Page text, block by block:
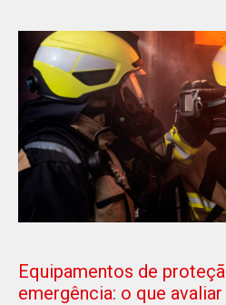
Equipamentos de
emergência: o que